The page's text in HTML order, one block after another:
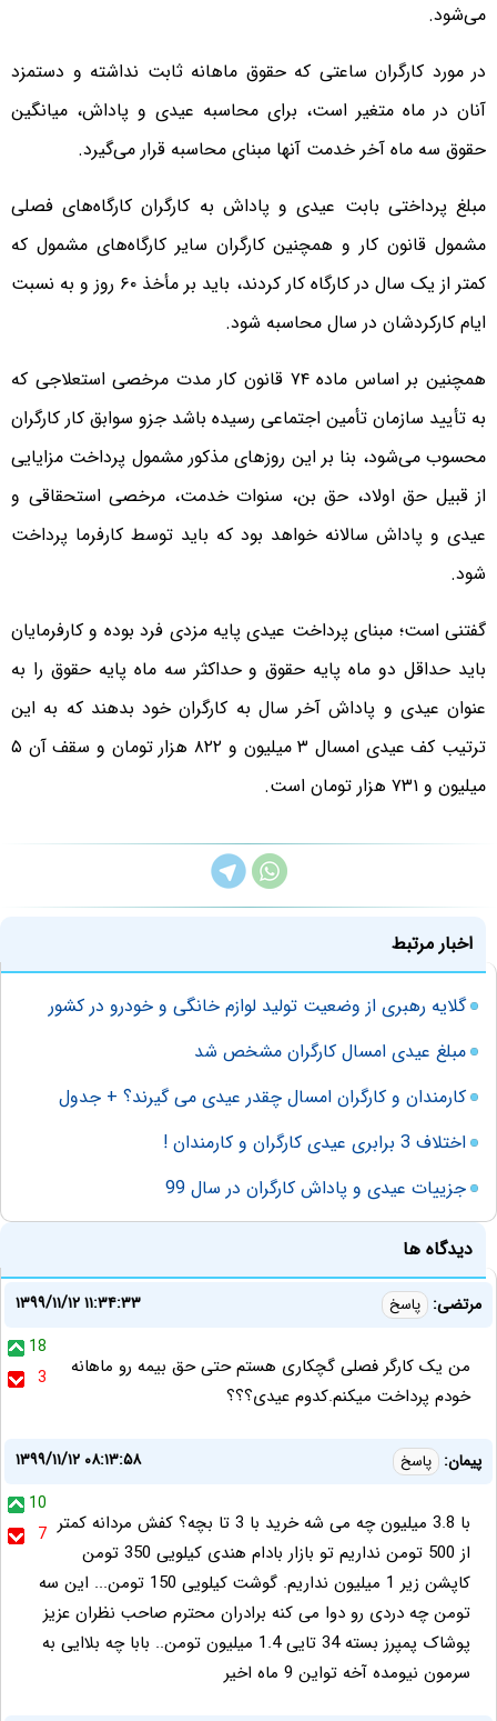
می‌شود.
در مورد کارگران ساعتی که حقوق ماهانه ثابت نداشته و دستمزد
آنان در ماه متغیر است، برای محاسبه عیدی و پاداش، میانگین
حقوق سه ماه آخر خدمت آنها مبنای محاسبه قرار می‌گیرد.
مبلغ پرداختی بابت عیدی و پاداش به کارگران کارگاه‌های فصلی
مشمول قانون کار و همچنین کارگران سایر کارگاه‌های مشمول که
کمتر از یک سال در کارگاه کار کردند، باید بر مأخذ ۶۰ روز و به نسبت
ایام کارکردشان در سال محاسبه شود.
همچنین بر اساس ماده ۷۴ قانون کار مدت مرخصی استعلاجی که
به تأیید سازمان تأمین اجتماعی رسیده باشد جزو سوابق کار کارگران
محسوب می‌شود، بنا بر این روزهای مذکور مشمول پرداخت مزایایی
از قبیل حق اولاد، حق بن، سنوات خدمت، مرخصی استحقاقی و
عیدی و پاداش سالانه خواهد بود که باید توسط کارفرما پرداخت
شود.
گفتنی است؛ مبنای پرداخت عیدی پایه مزدی فرد بوده و کارفرمایان
باید حداقل دو ماه پایه حقوق و حداکثر سه ماه پایه حقوق را به
عنوان عیدی و پاداش آخر سال به کارگران خود بدهند که به این
ترتیب کف عیدی امسال ۳ میلیون و ۸۲۲ هزار تومان و سقف آن ۵
میلیون و ۷۳۱ هزار تومان است.
اخبار مرتبط
گلایه رهبری از وضعیت تولید لوازم خانگی و خودرو در کشور
مبلغ عیدی امسال کارگران مشخص شد
کارمندان و کارگران امسال چقدر عیدی می گیرند؟ + جدول
اختلاف 3 برابری عیدی کارگران و کارمندان !
جزییات عیدی و پاداش کارگران در سال 99
دیدگاه ها
مرتضی: پاسخ
۱۳۹۹/۱۱/۱۲ ۱۱:۳۴:۳۳
18
3
من یک کارگر فصلی گچکاری هستم حتی حق بیمه رو ماهانه
خودم پرداخت میکنم.کدوم عیدی؟؟؟
پیمان: پاسخ
۱۳۹۹/۱۱/۱۲ ۰۸:۱۳:۵۸
10
7 با 3.8 میلیون چه می شه خرید با 3 تا بچه؟ کفش مردانه کمتر
از 500 تومن نداریم تو بازار بادام هندی کیلویی 350 تومن
کاپشن زیر 1 میلیون نداریم. گوشت کیلویی 150 تومن... این سه
تومن چه دردی رو دوا می کنه برادران محترم صاحب نظران عزیز
پوشاک پمپرز بسته 34 تایی 1.4 میلیون تومن.. بابا چه بلاایی به
سرمون نیومده آخه تواین 9 ماه اخیر